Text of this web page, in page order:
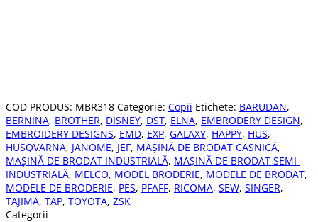
COD PRODUS: MBR318 Categorie: Copii Etichete: BARUDAN,
BERNINA, BROTHER, DISNEY, DST, ELNA, EMBRODERY DESIGN,
EMBROIDERY DESIGNS, EMD, EXP, GALAXY, HAPPY, HUS,
HUSQVARNA, JANOME, JEF, MAȘINĂ DE BRODAT CASNICĂ,
MAȘINĂ DE BRODAT INDUSTRIALĂ, MAȘINĂ DE BRODAT SEMI-
INDUSTRIALĂ, MELCO, MODEL BRODERIE, MODELE DE BRODAT,
MODELE DE BRODERIE, PES, PFAFF, RICOMA, SEW, SINGER,
TAJIMA, TAP, TOYOTA, ZSK
Categorii